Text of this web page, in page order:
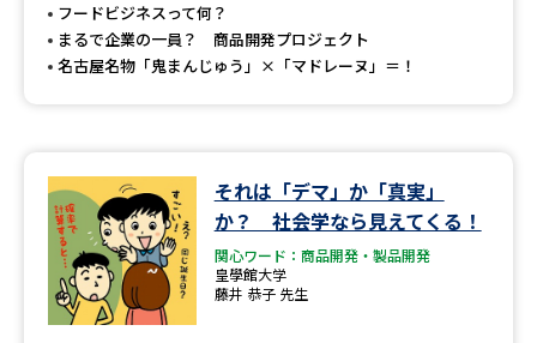
フードビジネスって何？
まるで企業の一員？ 商品開発プロジェクト
名古屋名物「鬼まんじゅう」×「マドレーヌ」＝！
それは「デマ」か「真実」
か？ 社会学なら見えてくる！
関心ワード：商品開発・製品開発
皇學館大学
藤井 恭子 先生